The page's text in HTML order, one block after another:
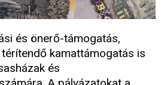
és önerő-támogatás,
kamattámogatás is
és